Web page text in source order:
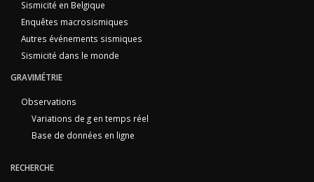
Sismicité en Belgique
Enquêtes macrosismiques
Autres événements sismiques
Sismicité dans le monde
GRAVIMÉTRIE
Observations
Variations de g en temps réel
Base de données en ligne
RECHERCHE